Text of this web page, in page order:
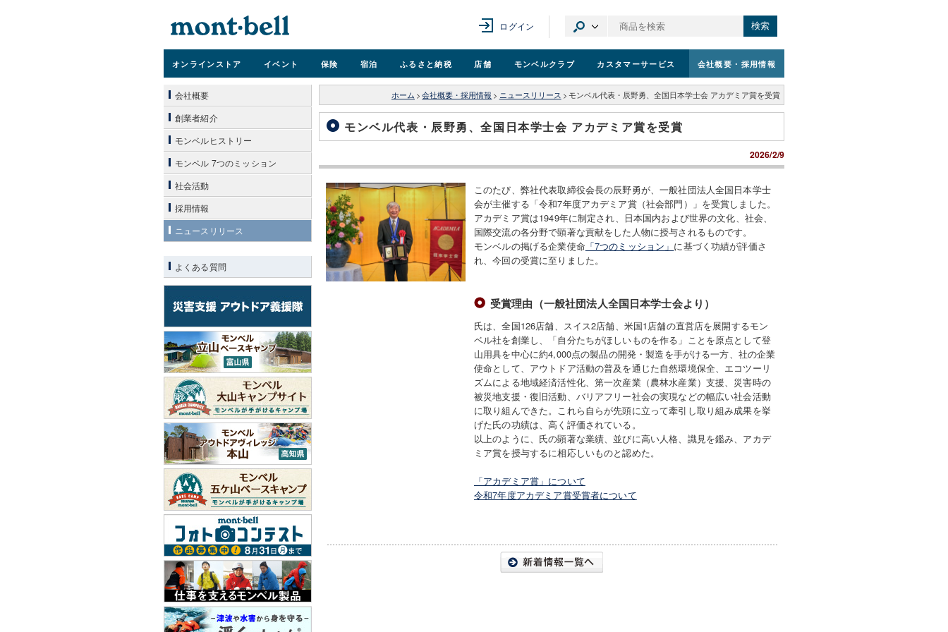
ログイン 検索
オンラインストア イベント 保険 宿泊 ふるさと納税 店舗 モンベルクラブ カスタマーサービス 会社概要 ・採用情報
ホーム > 会社概要・採用情報 > ニュースリリース > モンベル代表・辰野勇、全国日本学士会 アカデミア賞を受賞
モンベル代表・辰野勇、全国日本学士会 アカデミア賞を受賞
2026/2/9
このたび、弊社代表取締役会長の辰野勇が、一般社団法人全国日本学士
会が主催する「令和7年度アカデミア賞（社会部門）」を受賞しました。
アカデミア賞は1949年に制定され、日本国内および世界の文化、社会、
国際交流の各分野で顕著な貢献をした人物に授与されるものです。
モンベルの掲げる企業使命 「7つのミッション」 に基づく功績が評価さ
れ、今回の受賞に至りました。
受賞理由（一般社団法人全国日本学士会より）
氏は、全国126店舗、スイス2店舗、米国1店舗の直営店を展開するモン
ベル社を創業し、「自分たちがほしいものを作る」ことを原点として登
山用具を中心に約4,000点の製品の開発・製造を手がける一方、社の企業
使命として、アウトドア活動の普及を通じた自然環境保全、エコツーリ
ズムによる地域経済活性化、第一次産業（農林水産業）支援、災害時の
被災地支援・復旧活動、バリアフリー社会の実現などの幅広い社会活動
に取り組んできた。これら自らが先頭に立って牽引し取り組み成果を挙
げた氏の功績は、高く評価されている。
以上のように、氏の顕著な業績、並びに高い人格、識見を鑑み、アカデ
ミア賞を授与するに相応しいものと認めた。
「アカデミア賞」について
令和7年度アカデミア賞受賞者について
会社概要
創業者紹介
モンベルヒストリー
モンベル 7つのミッション
社会活動
採用情報
ニュースリリース
よくある質問